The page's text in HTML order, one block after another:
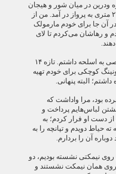
ودرین در میان شور و هیجان
جمعیت بلند شد و در ارتفاع ۲۰ متری به پرواز در آمد. من از
آن جا برای خودم مارمولک
و رهاشان می‌کردم تا لای
من از همان کودکی علاقه خاصی به اسلحه داشتم. تازه ۱۴
کوچکی برای خودم تهیه
البته پنهانی.
بود، مرا واداشت که
لباس‌هایم پرداخت و
از دست او فرار کردم؛ به
حیاط دویدم و تپانچه را به
دوباره آن را بردارم.
نیمکتی نشسته بودیم، دو
همان نیمکت نشستند و